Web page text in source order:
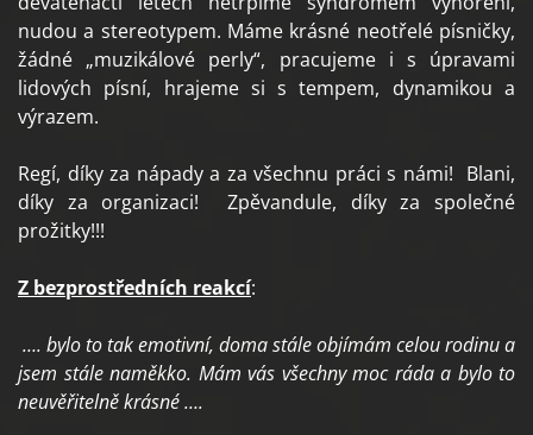
nudou a stereotypem. Máme krásné neotřelé písničky,
žádné „muzikálové perly“, pracujeme i s úpravami
lidových písní, hrajeme si s tempem, dynamikou a
výrazem.
Regí, díky za nápady a za všechnu práci s námi! Blani,
díky za organizaci! Zpěvandule, díky za společné
prožitky!!!
Z bezprostředních reakcí:
…. bylo to tak emotivní, doma stále objímám celou rodinu a
jsem stále naměkko. Mám vás všechny moc ráda a bylo to
neuvěřitelně krásné ….